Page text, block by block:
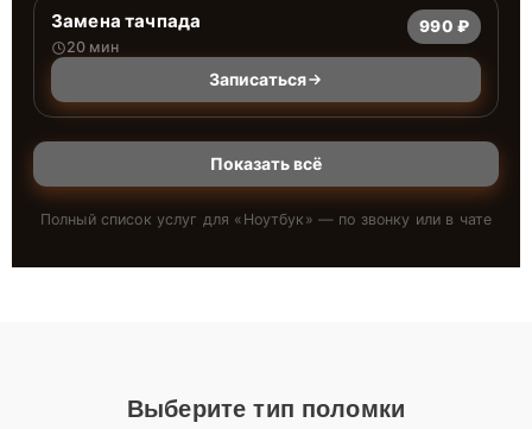
Замена тачпада
20 мин
990 ₽
Записаться
Показать всё
Полный список услуг для « Ноутбук » — по звонку или в чате
Выберите тип поломки